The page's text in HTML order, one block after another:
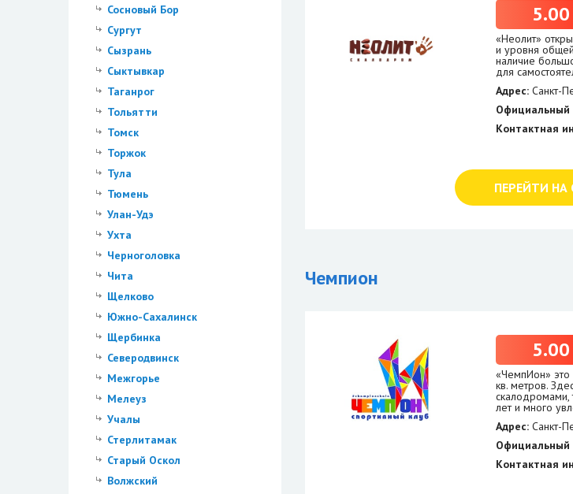
Сосновый Бор
Сургут
Сызрань
Сыктывкар
Таганрог
Тольятти
Томск
Торжок
Тула
Тюмень
Улан-Удэ
Ухта
Черноголовка
Чита
Щелково
Южно-Сахалинск
Щербинка
Северодвинск
Межгорье
Мелеуз
Учалы
Стерлитамак
Старый Оскол
Волжский
5.00
«Неолит»
и уровня
наличие
для
Адрес: Санкт-
Официальный
Контактная
ПЕРЕЙТИ НА
Чемпион
5.00
«ЧемпИон»
кв. метров.
скалодромами,
лет и много
Адрес: Санкт-
Официальный
Контактная